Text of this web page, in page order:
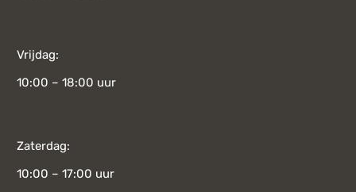
Vrijdag:
10:00 – 18:00 uur
Zaterdag:
10:00 – 17:00 uur